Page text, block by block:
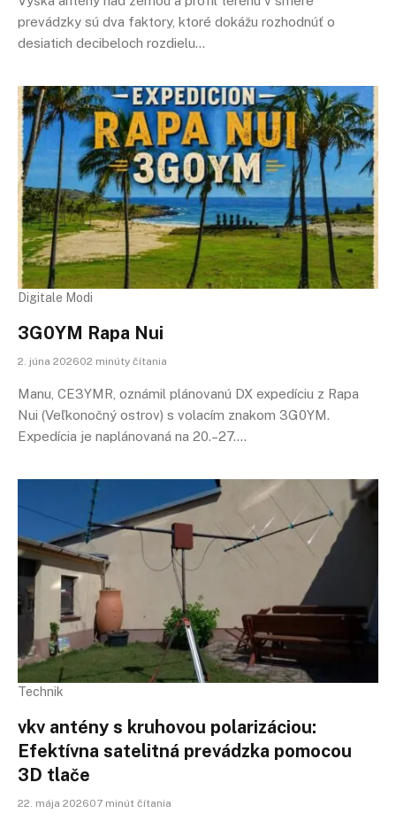
prevádzky sú dva faktory, ktoré dokážu rozhodnúť o
desiatich decibeloch rozdielu…
Digitale Modi
3G0YM Rapa Nui
2. júna 202602 minúty čítania
Manu, CE3YMR, oznámil plánovanú DX expedíciu z Rapa
Nui (Veľkonočný ostrov) s volacím znakom 3G0YM.
Expedícia je naplánovaná na 20.–27.…
Technik
vkv antény s kruhovou polarizáciou:
Efektívna satelitná prevádzka pomocou
3D tlače
22. mája 202607 minút čítania